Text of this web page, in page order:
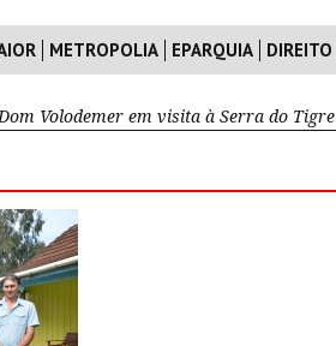
METROPOLIA EPARQUIA DIREITO
Dom Volodemer em visita à Serra do Tigre